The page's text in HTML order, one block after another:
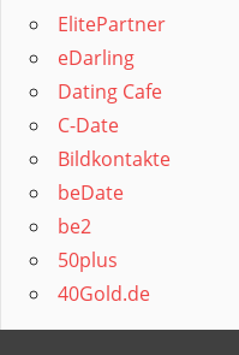
ElitePartner
eDarling
Dating Cafe
C-Date
Bildkontakte
beDate
be2
50plus
40Gold.de